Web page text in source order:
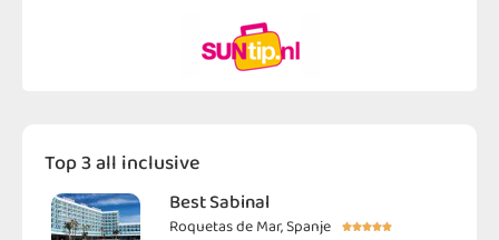
Top 3 all inclusive
Best Sabinal
Roquetas de Mar, Spanje 